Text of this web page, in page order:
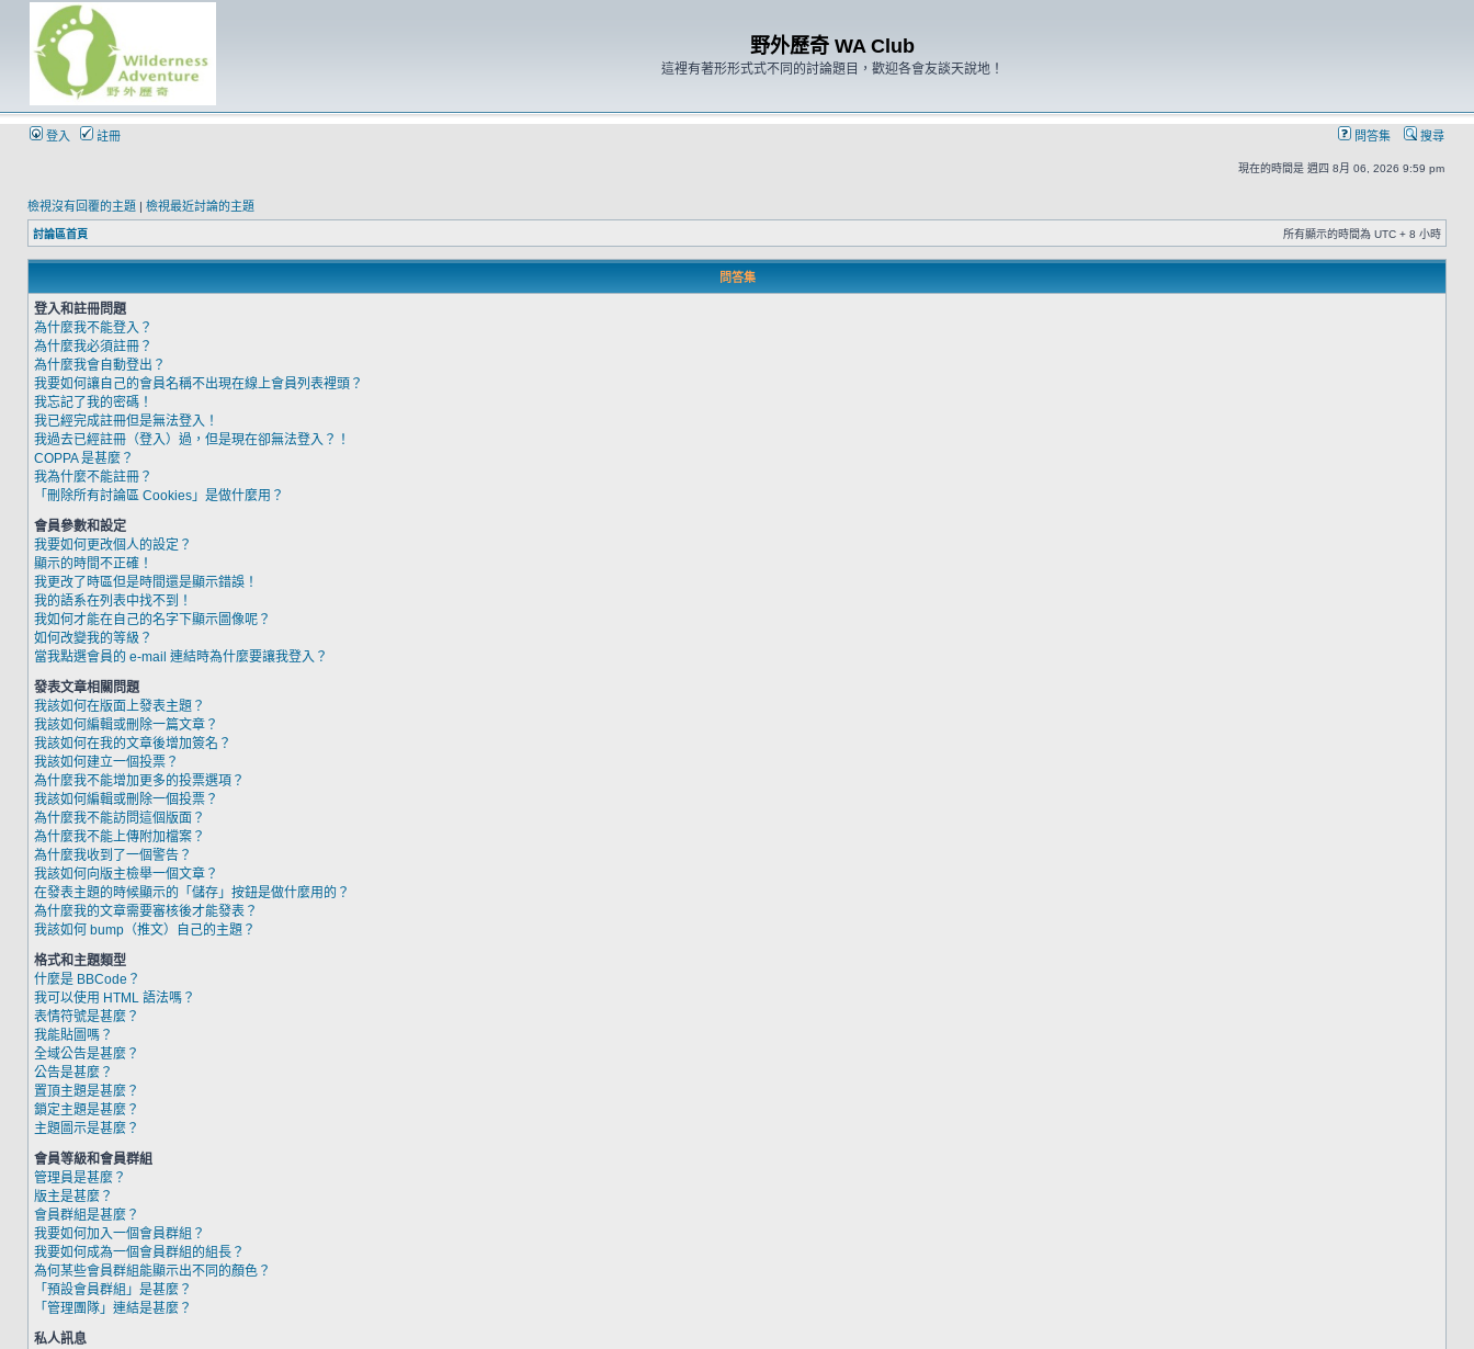
野外歷奇 WA Club
這裡有著形形式式不同的討論題目，歡迎各會友談天說地！
登入 註冊 問答集 搜尋
現在的時間是 週四 8月 06, 2026 9:59 pm
檢視沒有回覆的主題 | 檢視最近討論的主題
討論區首頁 所有顯示的時間為 UTC + 8 小時
問答集
登入和註冊問題
為什麼我不能登入？
為什麼我必須註冊？
為什麼我會自動登出？
我要如何讓自己的會員名稱不出現在線上會員列表裡頭？
我忘記了我的密碼！
我已經完成註冊但是無法登入！
我過去已經註冊（登入）過，但是現在卻無法登入？！
COPPA 是甚麼？
我為什麼不能註冊？
「刪除所有討論區 Cookies」是做什麼用？
會員參數和設定
我要如何更改個人的設定？
顯示的時間不正確！
我更改了時區但是時間還是顯示錯誤！
我的語系在列表中找不到！
我如何才能在自己的名字下顯示圖像呢？
如何改變我的等級？
當我點選會員的 e-mail 連結時為什麼要讓我登入？
發表文章相關問題
我該如何在版面上發表主題？
我該如何編輯或刪除一篇文章？
我該如何在我的文章後增加簽名？
我該如何建立一個投票？
為什麼我不能增加更多的投票選項？
我該如何編輯或刪除一個投票？
為什麼我不能訪問這個版面？
為什麼我不能上傳附加檔案？
為什麼我收到了一個警告？
我該如何向版主檢舉一個文章？
在發表主題的時候顯示的「儲存」按鈕是做什麼用的？
為什麼我的文章需要審核後才能發表？
我該如何 bump（推文）自己的主題？
格式和主題類型
什麼是 BBCode？
我可以使用 HTML 語法嗎？
表情符號是甚麼？
我能貼圖嗎？
全域公告是甚麼？
公告是甚麼？
置頂主題是甚麼？
鎖定主題是甚麼？
主題圖示是甚麼？
會員等級和會員群組
管理員是甚麼？
版主是甚麼？
會員群組是甚麼？
我要如何加入一個會員群組？
我要如何成為一個會員群組的組長？
為何某些會員群組能顯示出不同的顏色？
「預設會員群組」是甚麼？
「管理團隊」連結是甚麼？
私人訊息